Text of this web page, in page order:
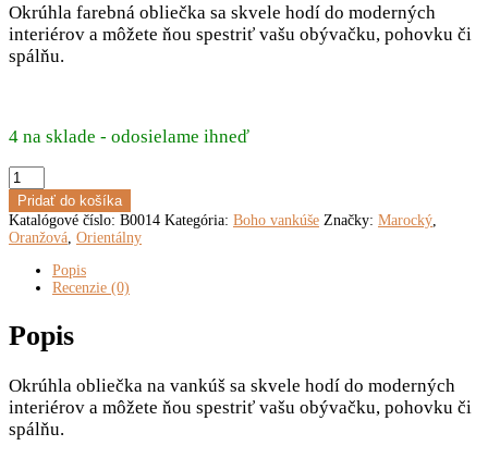
Okrúhla farebná obliečka sa skvele hodí do moderných
interiérov a môžete ňou spestriť vašu obývačku, pohovku či
spálňu.
4 na sklade - odosielame ihneď
množstvo
Okrúhla
obliečka
na
vankúš,
Pridať do košíka
Katalógové číslo: B0014 Kategória: Boho vankúše Značky: Marocký
Oranžová Orientálny
Popis
Recenzie (0)
Popis
Okrúhla obliečka na vankúš sa skvele hodí do moderných
interiérov a môžete ňou spestriť vašu obývačku, pohovku či
spálňu.